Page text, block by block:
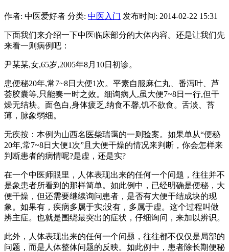
作者: 中医爱好者 分类: 中医入门 发布时间: 2014-02-22 15:31
下面我们来介绍一下中医临床部分的大体内容。还是让我们先
来看一则病例吧：
尹某某,女,65岁,2005年8月10日初诊。
患便秘20年,常7~8日大便1次。平素自服麻仁丸、番泻叶、芦
荟胶囊等,只能奏一时之效。细询病人,虽大便7~8日一行,但干
燥无结块。面色白,身体疲乏,纳食不馨,饥不欲食。舌淡、苔
薄，脉象弱细。
无疾按：本例为山西名医柴瑞霭的一则验案。如果单从“便秘
20年,常7~8日大便1次”且大便干燥的情况来判断，你会怎样来
判断患者的病情呢?是虚，还是实?
在一个中医师眼里，人体表现出来的任何一个问题，往往并不
是象患者所看到的那样简单。如此例中，已经明确是便秘，大
便干燥，但还需要继续询问患者，是否有大便干结成块的现
象。如果有，疾病多属于实;没有，多属于虚。这个过程叫做
辨主症。也就是围绕最突出的症状，仔细询问，来加以辨识。
此外，人体表现出来的任何一个问题，往往都不仅仅是局部的
问题，而是人体整体问题的反映。如此例中，患者除长期便秘